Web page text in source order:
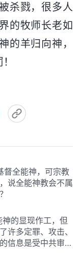
杀戮，很多人
的牧师长老如
的羊归向神，
全能神，可宗教
说全能神教会不属
的显现作工，但
许多定罪、攻击、
信息是受中共审查